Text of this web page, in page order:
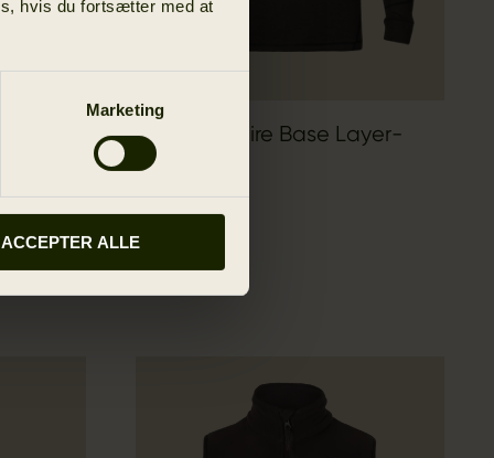
hvis du fortsætter med at
Marketing
ACCEPTER ALLE
Härkila Aspire Base Layer-
Sæt
1 299.00 DKK